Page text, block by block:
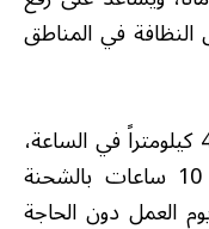
النظافة في المناطق
وتتميز الدراجات بسرعة تصل إلى 45 كيلومتراً في الساعة،
مع قدرة تشغيل تمتد من 8 إلى 10 ساعات بالشحنة
العمل دون الحاجة